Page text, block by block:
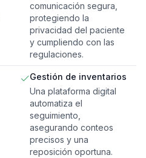
comunicación segura,
protegiendo la
privacidad del paciente
y cumpliendo con las
regulaciones.
Gestión de inventarios
Una plataforma digital
automatiza el
seguimiento,
asegurando conteos
precisos y una
reposición oportuna.